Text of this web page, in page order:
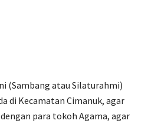
(Sambang atau Silaturahmi)
di Kecamatan Cimanuk, agar
para tokoh Agama, agar